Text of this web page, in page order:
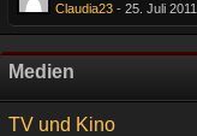
Claudia23 - 25. Juli 2011
Medien
TV und Kino